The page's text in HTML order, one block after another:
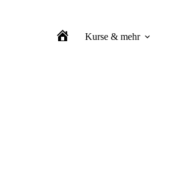
Zen-Meditation Berlin
Kurse & mehr